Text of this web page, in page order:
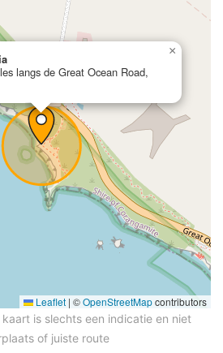
langs de Great Ocean Road,
×
Leaflet | ©OpenStreetMapcontributors
is slechts een indicatie en niet
of juiste route